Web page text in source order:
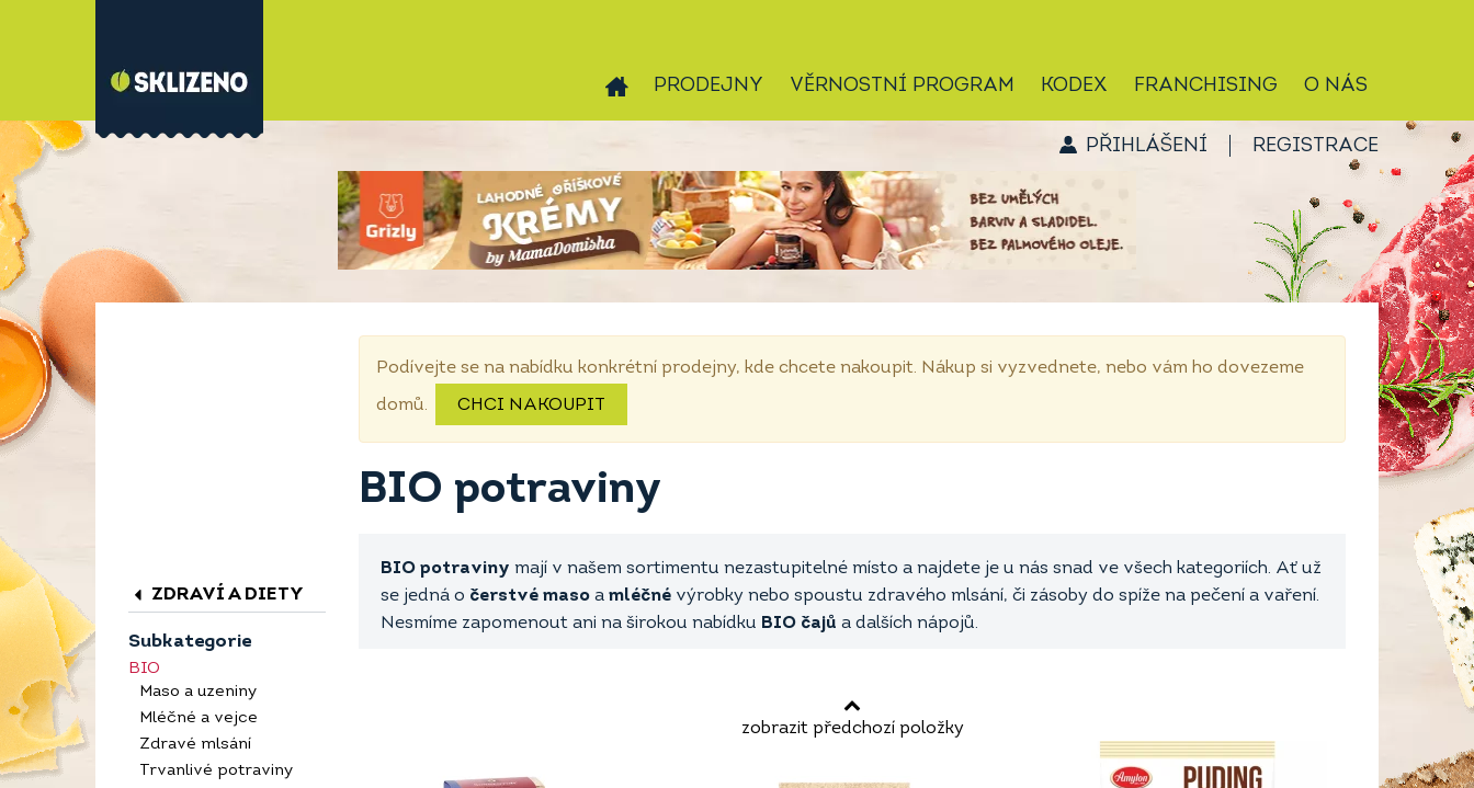
PRODEJNY VĚRNOSTNÍ PROGRAM KODEX FRANCHISING O NÁS
PŘIHLÁŠENÍ REGISTRACE
ZDRAVÍ A DIETY
Subkategorie
BIO
Maso a uzeniny
Mléčné a vejce
Zdravé mlsání
Trvanlivé potraviny
Podívejte se na nabídku konkrétní prodejny, kde chcete nakoupit. Nákup si vyzvednete, nebo vám ho dovezeme
domů. CHCI NAKOUPIT
BIO potraviny
BIO potraviny mají v našem sortimentu nezastupitelné místo a najdete je u nás snad ve všech kategoriích. Ať už
se jedná o čerstvé maso a mléčné výrobky nebo spoustu zdravého mlsání, či zásoby do spíže na pečení a vaření.
Nesmíme zapomenout ani na širokou nabídku BIO čajů a dalších nápojů.
zobrazit předchozí položky